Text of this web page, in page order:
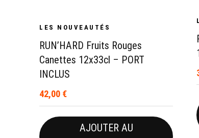
LES NOUVEAUTÉS
RUN’HARD Fruits Rouges
Canettes 12x33cl – PORT
INCLUS
42,00 €
AJOUTER AU